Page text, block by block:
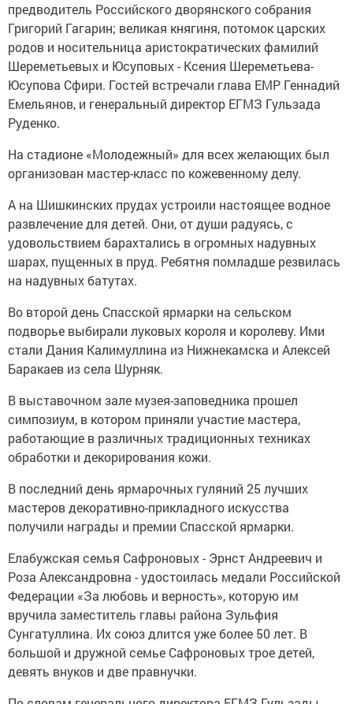
предводитель Российского дворянского собрания
Григорий Гагарин; великая княгиня, потомок царских
родов и носительница аристократических фамилий
Шереметьевых и Юсуповых - Ксения Шереметьева-
Юсупова Сфири. Гостей встречали глава ЕМР Геннадий
Емельянов, и генеральный директор ЕГМЗ Гульзада
Руденко.
На стадионе «Молодежный» для всех желающих был
организован мастер-класс по кожевенному делу.
А на Шишкинских прудах устроили настоящее водное
развлечение для детей. Они, от души радуясь, с
удовольствием барахтались в огромных надувных
шарах, пущенных в пруд. Ребятня помладше резвилась
на надувных батутах.
Во второй день Спасской ярмарки на сельском
подворье выбирали луковых короля и королеву. Ими
стали Дания Калимуллина из Нижнекамска и Алексей
Баракаев из села Шурняк.
В выставочном зале музея-заповедника прошел
симпозиум, в котором приняли участие мастера,
работающие в различных традиционных техниках
обработки и декорирования кожи.
В последний день ярмарочных гуляний 25 лучших
мастеров декоративно-прикладного искусства
получили награды и премии Спасской ярмарки.
Елабужская семья Сафроновых - Эрнст Андреевич и
Роза Александровна - удостоилась медали Российской
Федерации «За любовь и верность», которую им
вручила заместитель главы района Зульфия
Сунгатуллина. Их союз длится уже более 50 лет. В
большой и дружной семье Сафроновых трое детей,
девять внуков и две правнучки.